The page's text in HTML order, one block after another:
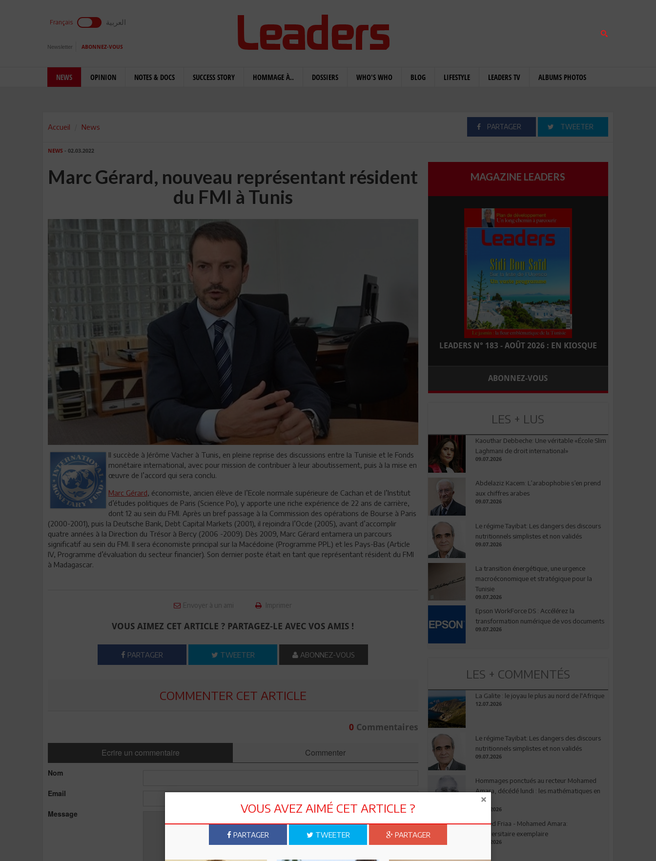
Français العربية
Newsletter ABONNEZ-VOUS
NEWS OPINION NOTES & DOCS SUCCESS STORY HOMMAGE À.. DOSSIERS WHO'S WHO BLOG LIFESTYLE LEADERS TV ALBUMS PHOTOS
Accueil News PARTAGER TWEETER
NEWS - 02.03.2022
Marc Gérard, nouveau représentant résident
du FMI à Tunis
Il succède à Jérôme Vacher à Tunis, en pleine reprise des discussions entre la Tunisie et le Fonds
monétaire international, avec pour mission de contribuer à leur aboutissement, puis à la mise en
œuvre de l’accord qui sera conclu.
Marc Gérard, économiste, ancien élève de l’Ecole normale supérieure de Cachan et de l’Institut
d’études politiques de Paris (Science Po), y apporte une riche expérience de 22 ans de carrière,
dont 12 au sein du FMI. Après un bref passage à la Commission des opérations de Bourse à Paris
(2000-2001), puis la Deutsche Bank, Debt Capital Markets (2001), il rejoindra l’Ocde (2005), avant d’accomplir
quatre années à la Direction du Trésor à Bercy (2006 -2009). Dès 2009, Marc Gérard entamera un parcours
significatif au sein du FMI. Il sera économiste principal sur la Macédoine (Programme PPL) et les Pays-Bas (Article
IV, Programme d’évaluation du secteur financier). Son dernier poste était en tant que représentant résident du FMI
à Madagascar.
Envoyer à un ami Imprimer
VOUS AIMEZ CET ARTICLE ? PARTAGEZ-LE AVEC VOS AMIS !
PARTAGER TWEETER ABONNEZ-VOUS
COMMENTER CET ARTICLE
0Commentaires
Ecrire un commentaire Commenter
Nom
Email
Message
MAGAZINE LEADERS
LEADERS N° 183 - AOÛT 2026 : EN KIOSQUE
ABONNEZ-VOUS
LES + LUS
Kaouthar Debbeche: Une véritable «École Slim
Laghmani de droit international»
09.07.2026
Abdelaziz Kacem: L’arabophobie s’en prend
aux chiffres arabes
09.07.2026
Le régime Tayibat: Les dangers des discours
nutritionnels simplistes et non validés
09.07.2026
La transition énergétique, une urgence
macroéconomique et stratégique pour la
Tunisie
09.07.2026
Epson WorkForce DS : Accélérez la
transformation numérique de vos documents
09.07.2026
LES + COMMENTÉS
La Galite : le joyau le plus au nord de l'Afrique
12.07.2026
Le régime Tayibat: Les dangers des discours
nutritionnels simplistes et non validés
09.07.2026
Hommages ponctués au recteur Mohamed
Amara, décédé lundi : les mathématiques en
deuil
03.08.2026
Ahmed Friaa - Mohamed Amara:
l’Universitaire exemplaire
04.08.2026
VOUS AVEZ AIMÉ CET ARTICLE ?
PARTAGER TWEETER PARTAGER